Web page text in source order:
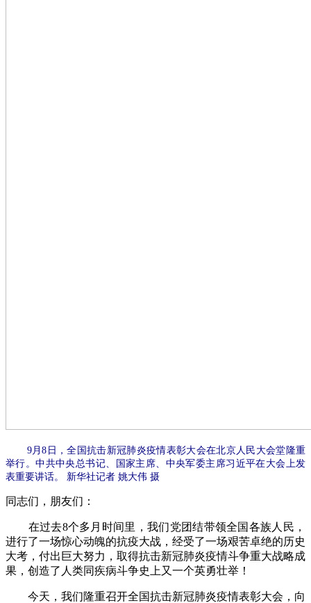
9月8日，全国抗击新冠肺炎疫情表彰大会在北京人民大会堂隆重
举行。中共中央总书记、国家主席、中央军委主席习近平在大会上发
表重要讲话。 新华社记者 姚大伟 摄
同志们，朋友们：
在过去8个多月时间里，我们党团结带领全国各族人民，
进行了一场惊心动魄的抗疫大战，经受了一场艰苦卓绝的历史
大考，付出巨大努力，取得抗击新冠肺炎疫情斗争重大战略成
果，创造了人类同疾病斗争史上又一个英勇壮举！
今天，我们隆重召开全国抗击新冠肺炎疫情表彰大会，向